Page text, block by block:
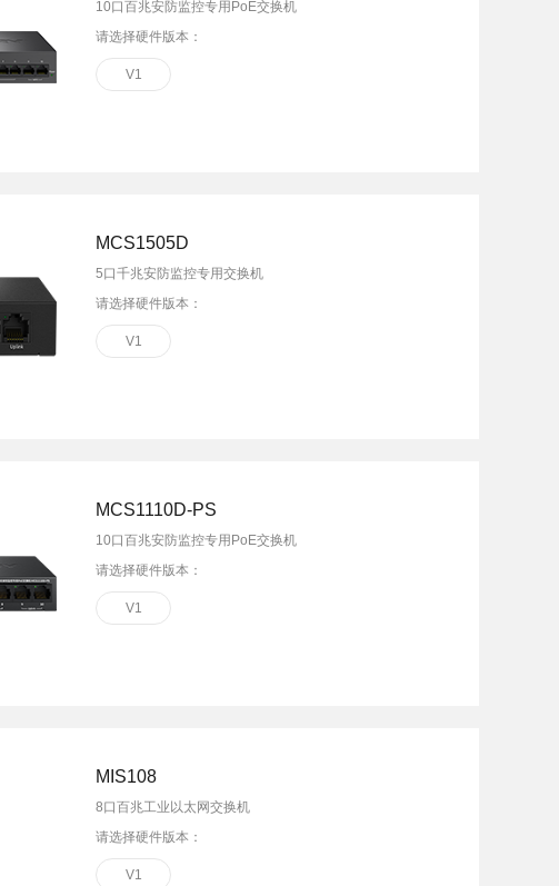
10口百兆安防监控专用PoE交换机
请选择硬件版本：
V1
MCS1505D
5口千兆安防监控专用交换机
请选择硬件版本：
V1
MCS1110D-PS
10口百兆安防监控专用PoE交换机
请选择硬件版本：
V1
MIS108
8口百兆工业以太网交换机
请选择硬件版本：
V1